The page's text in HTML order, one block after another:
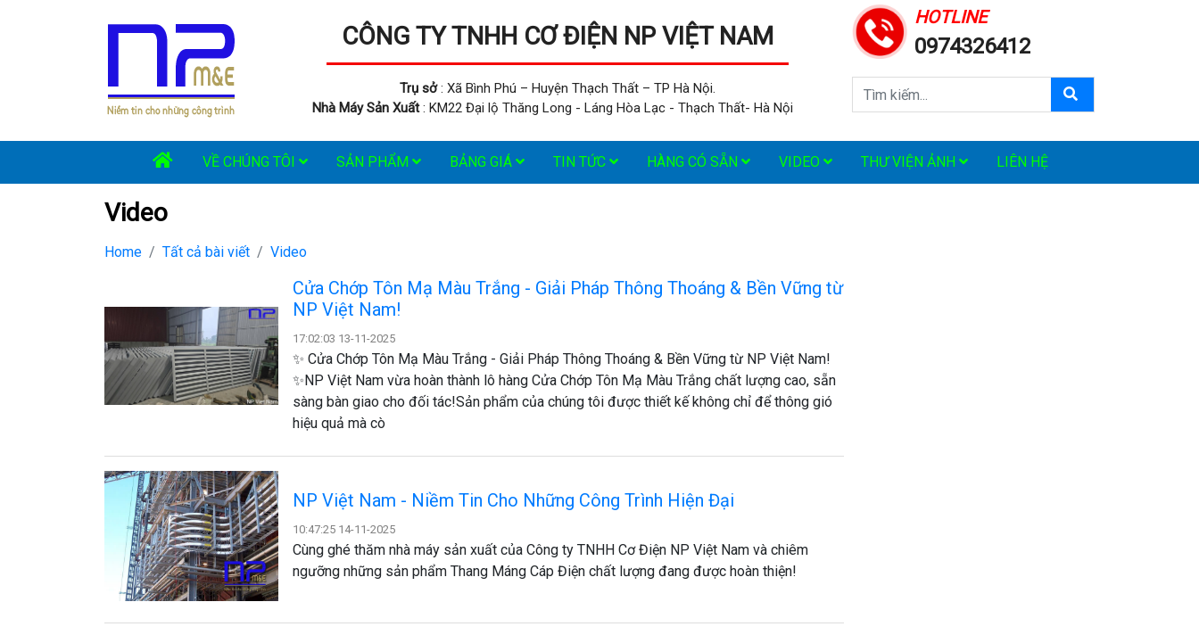
CÔNG TY TNHH CƠ ĐIỆN NP VIỆT NAM
Trụ sở: Xã Bình Phú – Huyện Thạch Thất – TP Hà Nội.
Nhà Máy Sản Xuất: KM22 Đại lộ Thăng Long - Láng Hòa Lạc - Thạch Thất- Hà Nội
HOTLINE
0974326412
VỀ CHÚNG TÔI SẢN PHẨM BẢNG GIÁ TIN TỨC HÀNG CÓ SẴN VIDEO THƯ VIỆN ẢNH LIÊN HỆ
Video
Home Tất cả bài viết Video
Cửa Chớp Tôn Mạ Màu Trắng - Giải Pháp Thông Thoáng & Bền Vững từ
NP Việt Nam!
17:02:03 13-11-2025
✨ Cửa Chớp Tôn Mạ Màu Trắng - Giải Pháp Thông Thoáng & Bền Vững từ NP Việt Nam!
✨ ​NP Việt Nam vừa hoàn thành lô hàng Cửa Chớp Tôn Mạ Màu Trắng chất lượng cao, sẵn
sàng bàn giao cho đối tác! ​Sản phẩm của chúng tôi được thiết kế không chỉ để thông gió
hiệu quả mà cò
NP Việt Nam - Niềm Tin Cho Những Công Trình Hiện Đại
10:47:25 14-11-2025
​Cùng ghé thăm nhà máy sản xuất của Công ty TNHH Cơ Điện NP Việt Nam và chiêm
ngưỡng những sản phẩm Thang Máng Cáp Điện chất lượng đang được hoàn thiện!